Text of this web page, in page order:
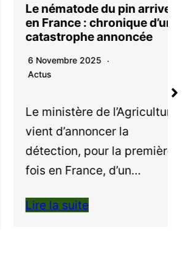
Le nématode du pin arrive
en France : chronique d’une
catastrophe annoncée
6 Novembre 2025
Le ministère de l’Agriculture
vient d’annoncer la
détection, pour la première
fois en France, d’un…
Lire la suite